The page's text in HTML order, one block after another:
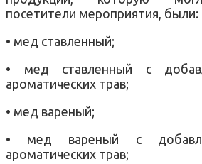
посетители мероприятия, были:
• мед ставленный;
• мед ставленный с
ароматических трав;
• мед вареный;
• мед вареный с
ароматических трав;